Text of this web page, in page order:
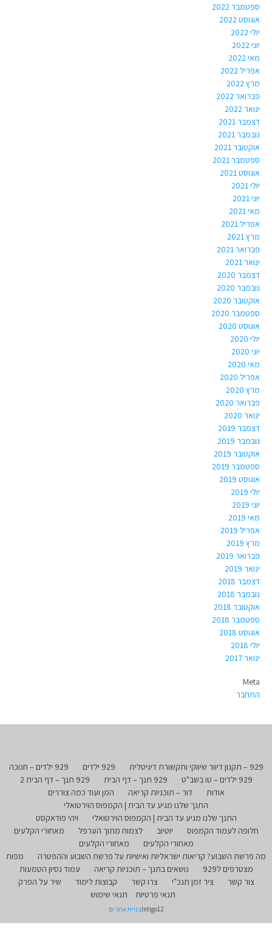
ספטמבר 2022
אוגוסט 2022
יולי 2022
יוני 2022
מאי 2022
אפריל 2022
מרץ 2022
פברואר 2022
ינואר 2022
דצמבר 2021
נובמבר 2021
אוקטובר 2021
ספטמבר 2021
אוגוסט 2021
יולי 2021
יוני 2021
מאי 2021
אפריל 2021
מרץ 2021
פברואר 2021
ינואר 2021
דצמבר 2020
נובמבר 2020
אוקטובר 2020
ספטמבר 2020
אוגוסט 2020
יולי 2020
יוני 2020
מאי 2020
אפריל 2020
מרץ 2020
פברואר 2020
ינואר 2020
דצמבר 2019
נובמבר 2019
אוקטובר 2019
ספטמבר 2019
אוגוסט 2019
יולי 2019
יוני 2019
מאי 2019
אפריל 2019
מרץ 2019
פברואר 2019
ינואר 2019
דצמבר 2018
נובמבר 2018
אוקטובר 2018
ספטמבר 2018
אוגוסט 2018
יולי 2018
ינואר 2017
Meta
התחבר
929 – תקנון דיוור שיווקי ותקשורת דיגיטלית 929 ילדים
929 ילדים – חנוכה
929 ילדים – טו בשב"ט
929 תנך – דף הבית
929 תנך – דף הבית 2
אודות
דור – תוכניות קריאה
המן ועוד כמה צוררים
התנך שלנו מגיע עד הבית | הקמפוס הוירטואלי
התנך שלנו מגיע עד הבית | הקמפוס הוירטואלי
ויהי פודאקסט
חלופה לעמוד הקמפוס
יוטיוב לצמוח מתוך הערפל
מאחורי הקלעים
מאחורי הקלעים
מאחורי הקלעים
מה פרשת השבוע? קריאות ישראליות ואישיות על פרשת השבוע וההפטרה
מפות
מצטרפים ל929
נושאים בתנך – תוכניות קריאה
עמוד נסיון הטמעות
צור קשר
ציר זמן תנכ"י צרו קשר קבוצות לימוד
שיר על הפרק
תנאי פרטיות
תנאי שימוש
Intigo12בניית אתרים